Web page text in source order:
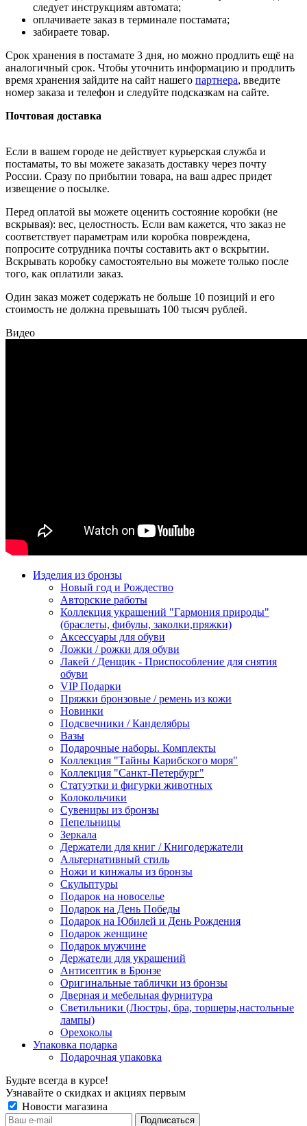
следует инструкциям автомата;
оплачиваете заказ в терминале постамата;
забираете товар.
Срок хранения в постамате 3 дня, но можно продлить ещё на
аналогичный срок. Чтобы уточнить информацию и продлить
время хранения зайдите на сайт нашего партнера, введите
номер заказа и телефон и следуйте подсказкам на сайте.
Почтовая доставка
Если в вашем городе не действует курьерская служба и
постаматы, то вы можете заказать доставку через почту
России. Сразу по прибытии товара, на ваш адрес придет
извещение о посылке.
Перед оплатой вы можете оценить состояние коробки (не
вскрывая): вес, целостность. Если вам кажется, что заказ не
соответствует параметрам или коробка повреждена,
попросите сотрудника почты составить акт о вскрытии.
Вскрывать коробку самостоятельно вы можете только после
того, как оплатили заказ.
Один заказ может содержать не больше 10 позиций и его
стоимость не должна превышать 100 тысяч рублей.
Видео
Изделия из бронзы
Новый год и Рождество
Авторские работы
Коллекция украшений "Гармония природы"
(браслеты, фибулы, заколки,пряжки)
Аксессуары для обуви
Ложки / рожки для обуви
Лакей / Денщик - Приспособление для снятия
обуви
VIP Подарки
Пряжки бронзовые / ремень из кожи
Новинки
Подсвечники / Канделябры
Вазы
Подарочные наборы. Комплекты
Коллекция "Тайны Карибского моря"
Коллекция "Санкт-Петербург"
Статуэтки и фигурки животных
Колокольчики
Сувениры из бронзы
Пепельницы
Зеркала
Держатели для книг / Книгодержатели
Альтернативный стиль
Ножи и кинжалы из бронзы
Скульптуры
Подарок на новоселье
Подарок на День Победы
Подарок на Юбилей и День Рождения
Подарок женщине
Подарок мужчине
Держатели для украшений
Антисептик в Бронзе
Оригинальные таблички из бронзы
Дверная и мебельная фурнитура
Светильники (Люстры, бра, торшеры,настольные
лампы)
Орехоколы
Упаковка подарка
Подарочная упаковка
Будьте всегда в курсе!
Узнавайте о скидках и акциях первым
Новости магазина